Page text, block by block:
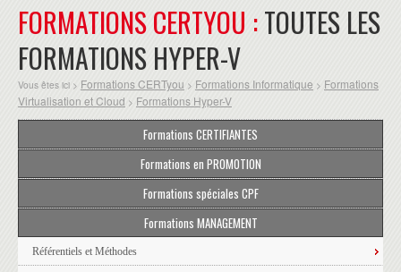
FORMATIONS CERTYOU :TOUTES LES
FORMATIONS HYPER-V
Vous êtes ici > Formations CERTyou > Formations Informatique > Formations
Virtualisation et Cloud > Formations Hyper-V
Formations CERTIFIANTES
Formations en PROMOTION
Formations spéciales CPF
Formations MANAGEMENT
Référentiels et Méthodes